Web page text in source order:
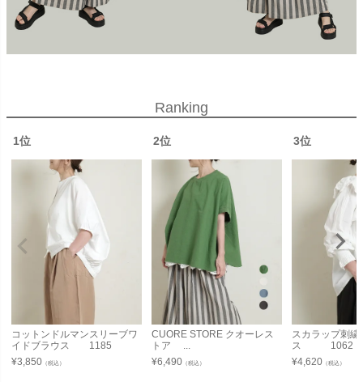
Ranking
1位
コットンドルマンスリーブワ
イドブラウス 1185
¥3,850 （税込）
2位
CUORE STORE クオーレス
トア ...
¥6,490 （税込）
3位
スカラップ刺
ス 1062
¥4,620 （税込）